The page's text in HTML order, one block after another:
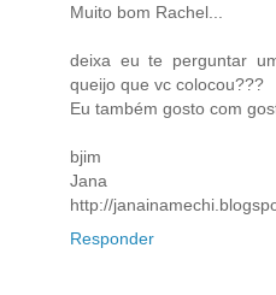
Muito bom Rachel...
deixa eu te perguntar
queijo que vc colocou???
Eu também gosto com
bjim
Jana
http://
Responder